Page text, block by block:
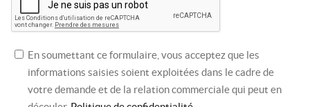
En soumettant ce formulaire, vous acceptez que les
informations saisies soient exploitées dans le cadre de
votre demande et de la relation commerciale qui peut en